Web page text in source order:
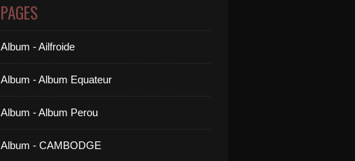
PAGES
Album - Ailfroide
Album - Album Equateur
Album - Album Perou
Album - CAMBODGE